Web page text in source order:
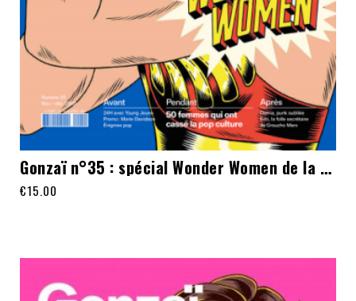
Gonzaï n°35 : spécial Wonder Women de la pop
€15.00